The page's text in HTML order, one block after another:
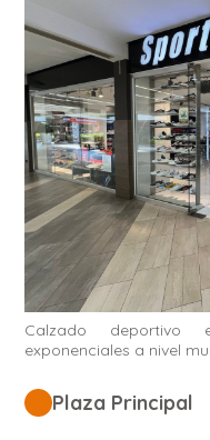
Calzado deportivo
exponenciales a nivel
Plaza Principal